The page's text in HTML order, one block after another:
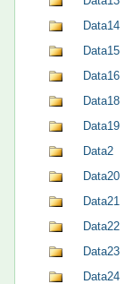
Data14
Data15
Data16
Data18
Data19
Data2
Data20
Data21
Data22
Data23
Data24